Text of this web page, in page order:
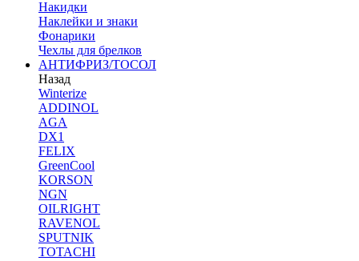
Накидки
Наклейки и знаки
Фонарики
Чехлы для брелков
АНТИФРИЗ/ТОСОЛ
Назад
Winterize
ADDINOL
AGA
DX1
FELIX
GreenCool
KORSON
NGN
OILRIGHT
RAVENOL
SPUTNIK
TOTACHI